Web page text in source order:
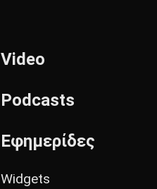
Video
Podcasts
Εφημερίδες
Widgets